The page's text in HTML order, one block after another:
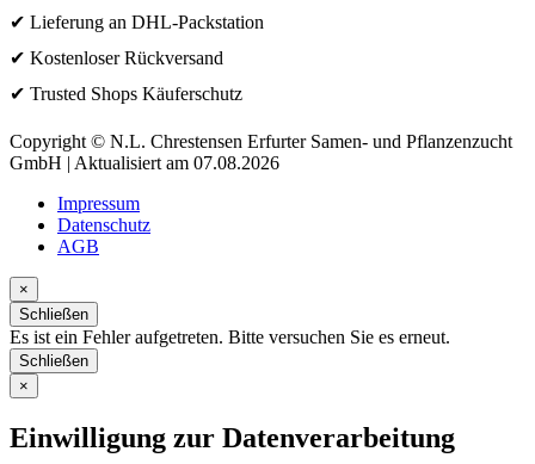
✔ Lieferung an DHL-Packstation
✔ Kostenloser Rückversand
✔ Trusted Shops Käuferschutz
Copyright © N.L. Chrestensen Erfurter Samen- und Pflanzenzucht
GmbH | Aktualisiert am 07.08.2026
Impressum
Datenschutz
AGB
×
Schließen
Es ist ein Fehler aufgetreten. Bitte versuchen Sie es erneut.
Schließen
×
Einwilligung zur Datenverarbeitung